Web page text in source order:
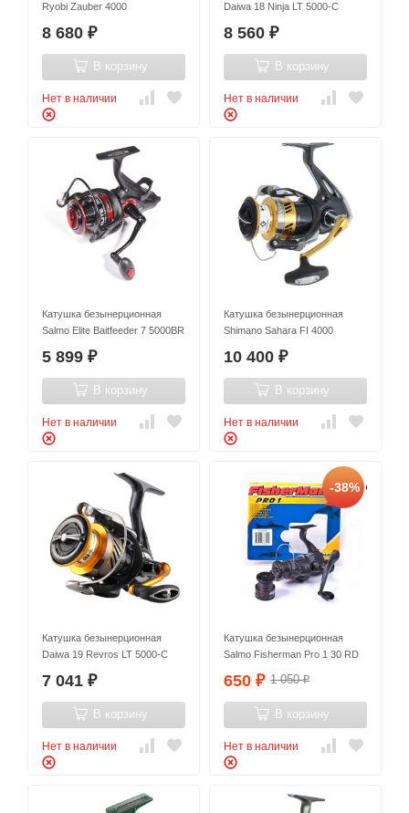
Ryobi Zauber 4000
8 680 ₽
В корзину
Нет в наличии
Daiwa 18 Ninja LT 5000-C
8 560 ₽
В корзину
Нет в наличии
Катушка безынерционная
Salmo Elite Baitfeeder 7 5000BR
5 899 ₽
В корзину
Нет в наличии
Катушка безынерционная
Shimano Sahara FI 4000
10 400 ₽
В корзину
Нет в наличии
Катушка безынерционная
Daiwa 19 Revros LT 5000-C
7 041 ₽
В корзину
Нет в наличии
-38%
Катушка безынерционная
Salmo Fisherman Pro 1 30 RD
650 ₽ 1 050₽
В корзину
Нет в наличии